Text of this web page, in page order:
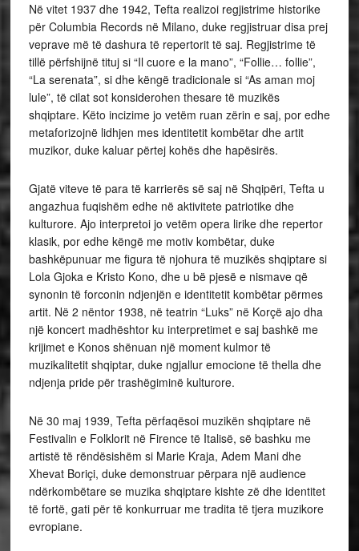
Në vitet 1937 dhe 1942, Tefta realizoi regjistrime historike
për Columbia Records në Milano, duke regjistruar disa prej
veprave më të dashura të repertorit të saj. Regjistrime të
tillë përfshijnë tituj si “Il cuore e la mano”, “Follie… follie”,
“La serenata”, si dhe këngë tradicionale si “As aman moj
lule”, të cilat sot konsiderohen thesare të muzikës
shqiptare. Këto incizime jo vetëm ruan zërin e saj, por edhe
metaforizojnë lidhjen mes identitetit kombëtar dhe artit
muzikor, duke kaluar përtej kohës dhe hapësirës.
Gjatë viteve të para të karrierës së saj në Shqipëri, Tefta u
angazhua fuqishëm edhe në aktivitete patriotike dhe
kulturore. Ajo interpretoi jo vetëm opera lirike dhe repertor
klasik, por edhe këngë me motiv kombëtar, duke
bashkëpunuar me figura të njohura të muzikës shqiptare si
Lola Gjoka e Kristo Kono, dhe u bë pjesë e nismave që
synonin të forconin ndjenjën e identitetit kombëtar përmes
artit. Në 2 nëntor 1938, në teatrin “Luks” në Korçë ajo dha
një koncert madhështor ku interpretimet e saj bashkë me
krijimet e Kono­s shënuan një moment kulmor të
muzikalitetit shqiptar, duke ngjallur emocione të thella dhe
ndjenja pride për trashëgiminë kulturore.
Në 30 maj 1939, Tefta përfaqësoi muzikën shqiptare në
Festivalin e Folklorit në Firence të Italisë, së bashku me
artistë të rëndësishëm si Marie Kraja, Adem Mani dhe
Xhevat Boriçi, duke demonstruar përpara një audience
ndërkombëtare se muzika shqiptare kishte zë dhe identitet
të fortë, gati për të konkurruar me tradita të tjera muzikore
evropiane.